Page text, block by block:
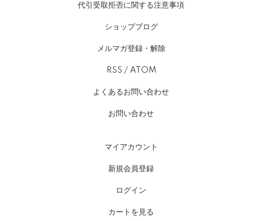
代引受取拒否に関する注意事項
ショップブログ
メルマガ登録・解除
RSS / ATOM
よくあるお問い合わせ
お問い合わせ
マイアカウント
新規会員登録
ログイン
カートを見る